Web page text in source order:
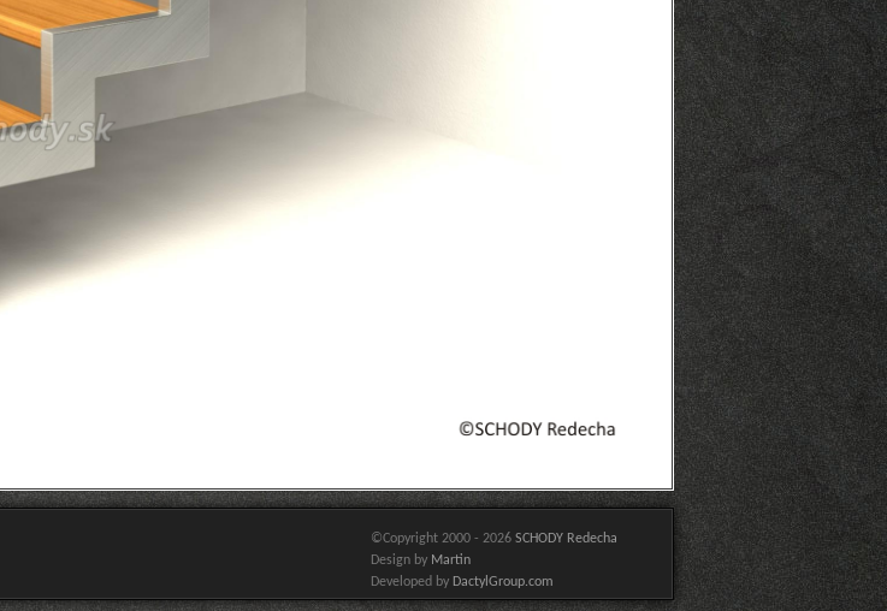
©Copyright 2000 - 2026 SCHODY Redecha
Design by Martin
Developed by DactylGroup.com